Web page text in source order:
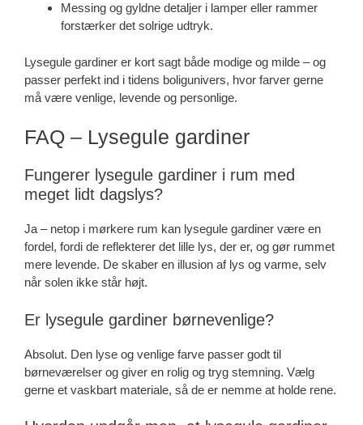
Messing og gyldne detaljer i lamper eller rammer
forstærker det solrige udtryk.
Lysegule gardiner er kort sagt både modige og milde – og
passer perfekt ind i tidens boligunivers, hvor farver gerne
må være venlige, levende og personlige.
FAQ – Lysegule gardiner
Fungerer lysegule gardiner i rum med
meget lidt dagslys?
Ja – netop i mørkere rum kan lysegule gardiner være en
fordel, fordi de reflekterer det lille lys, der er, og gør rummet
mere levende. De skaber en illusion af lys og varme, selv
når solen ikke står højt.
Er lysegule gardiner børnevenlige?
Absolut. Den lyse og venlige farve passer godt til
børneværelser og giver en rolig og tryg stemning. Vælg
gerne et vaskbart materiale, så de er nemme at holde rene.